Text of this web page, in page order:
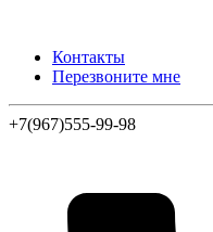
Контакты
Перезвоните мне
+7(967)555-99-98